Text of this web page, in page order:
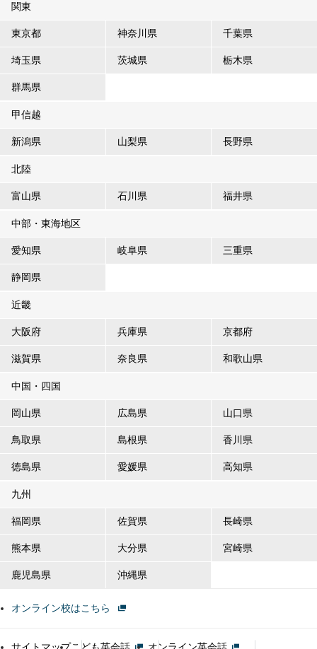
関東
東京都 神奈川県 千葉県
埼玉県 茨城県 栃木県
群馬県
甲信越
新潟県 山梨県 長野県
北陸
富山県 石川県 福井県
中部・東海地区
愛知県 岐阜県 三重県
静岡県
近畿
大阪府 兵庫県 京都府
滋賀県 奈良県 和歌山県
中国・四国
岡山県 広島県 山口県
鳥取県 島根県 香川県
徳島県 愛媛県 高知県
九州
福岡県 佐賀県 長崎県
熊本県 大分県 宮崎県
鹿児島県 沖縄県
オンライン校はこちら